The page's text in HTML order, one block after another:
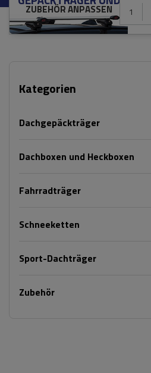
ZUBEHÖR ANPASSEN 1
Kategorien
Dachgepäckträger
Dachboxen und Heckboxen
Fahrradträger
Schneeketten
Sport-Dachträger
Zubehör